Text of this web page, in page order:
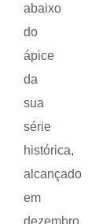
abaixo
do
ápice
da
sua
série
histórica,
alcançado
em
dezembro